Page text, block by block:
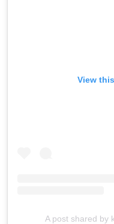
View
A post shared by